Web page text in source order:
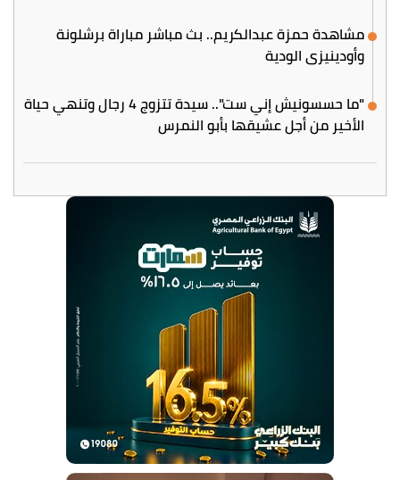
مشاهدة حمزة عبدالكريم.. بث مباشر مباراة برشلونة
وأودينيزي الودية
"ما حسسونيش إني ست".. سيدة تتزوج 4 رجال وتنهي حياة
الأخير من أجل عشيقها بأبو النمرس